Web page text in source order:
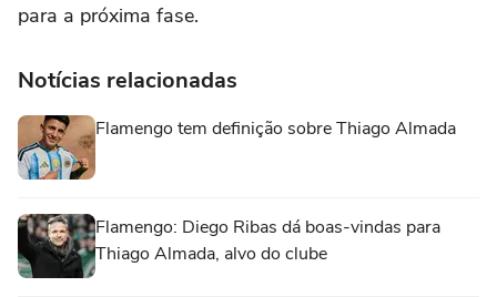
para a próxima fase.
Notícias relacionadas
Flamengo tem definição sobre Thiago Almada
Flamengo: Diego Ribas dá boas-vindas para
Thiago Almada, alvo do clube